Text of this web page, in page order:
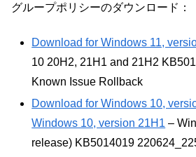
グループポリシーのダウンロード：
Download for Windows 11,
10 20H2, 21H1 and 21H2
Known Issue Rollback
Download for Windows 10,
Windows 10, version 21H1 –
release) KB5014019